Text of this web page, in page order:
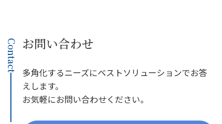
関連会社
環境への取り組み
CSR
お知らせ
お問い合わせ
Contact
多角化するニーズにベストソリューションでお答
えします。
お気軽にお問い合わせください。